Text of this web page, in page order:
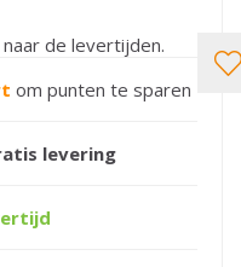
de levertijden.
om punten te sparen
levering